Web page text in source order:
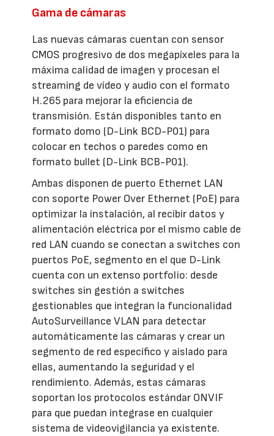
Gama de cámaras
Las nuevas cámaras cuentan con sensor
CMOS progresivo de dos megapíxeles para la
máxima calidad de imagen y procesan el
streaming de vídeo y audio con el formato
H.265 para mejorar la eficiencia de
transmisión. Están disponibles tanto en
formato domo (D-Link BCD-P01) para
colocar en techos o paredes como en
formato bullet (D-Link BCB-P01).
Ambas disponen de puerto Ethernet LAN
con soporte Power Over Ethernet (PoE) para
optimizar la instalación, al recibir datos y
alimentación eléctrica por el mismo cable de
red LAN cuando se conectan a switches con
puertos PoE, segmento en el que D-Link
cuenta con un extenso portfolio: desde
switches sin gestión a switches
gestionables que integran la funcionalidad
AutoSurveillance VLAN para detectar
automáticamente las cámaras y crear un
segmento de red específico y aislado para
ellas, aumentando la seguridad y el
rendimiento. Además, estas cámaras
soportan los protocolos estándar ONVIF
para que puedan integrase en cualquier
sistema de videovigilancia ya existente.